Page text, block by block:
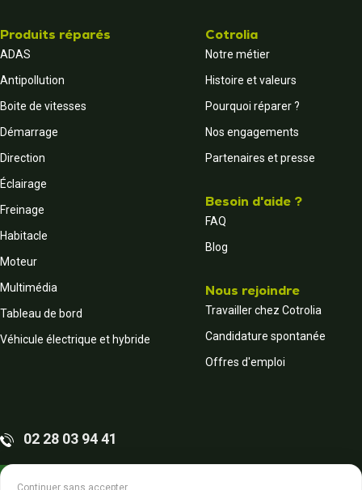
Produits réparés
ADAS
Antipollution
Boite de vitesses
Démarrage
Direction
Éclairage
Freinage
Habitacle
Moteur
Multimédia
Tableau de bord
Véhicule électrique et hybride
Cotrolia
Notre métier
Histoire et valeurs
Pourquoi réparer ?
Nos engagements
Partenaires et presse
Besoin d'aide ?
FAQ
Blog
Nous rejoindre
Travailler chez Cotrolia
Candidature spontanée
Offres d'emploi
02 28 03 94 41
Continuer sans accepter